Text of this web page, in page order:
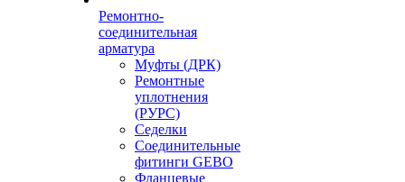
Ремонтно-
соединительная
арматура
Муфты (ДРК)
Ремонтные
уплотнения
(РУРС)
Седелки
Соединительные
фитинги GEBO
Фланцевые